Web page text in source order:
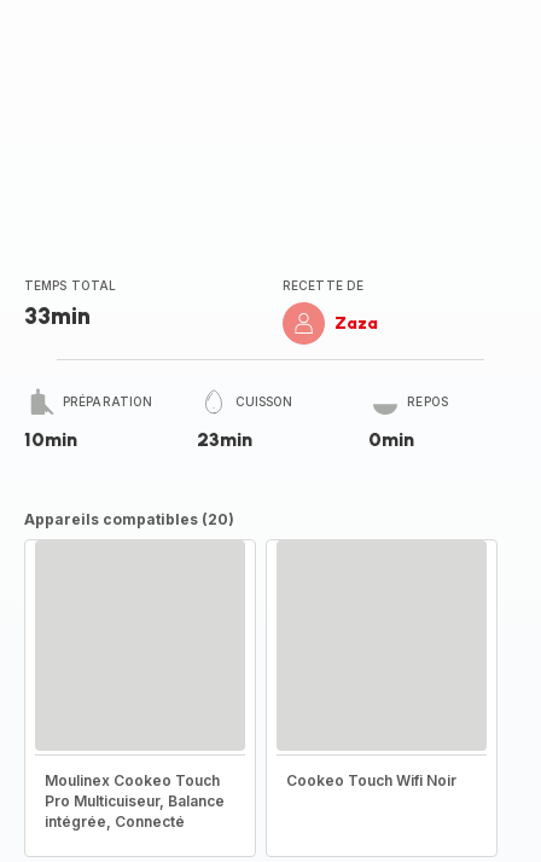
TEMPS TOTAL
33min
RECETTE DE
Zaza
PRÉPARATION
10min
CUISSON
23min
REPOS
0min
Appareils compatibles (20)
Moulinex Cookeo Touch
Pro Multicuiseur, Balance
intégrée, Connecté
Cookeo Touch Wifi Noir